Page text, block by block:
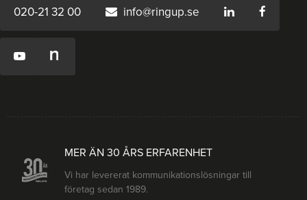
020-21 32 00 info@ringup.se
MER ÄN 30 ÅRS ERFARENHET
Vi har levererat kommunikationslösningar till
företag sedan 1989.